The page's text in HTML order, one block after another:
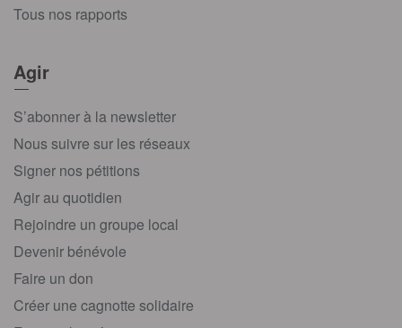
Tous nos rapports
Agir
S’abonner à la newsletter
Nous suivre sur les réseaux
Signer nos pétitions
Agir au quotidien
Rejoindre un groupe local
Devenir bénévole
Faire un don
Créer une cagnotte solidaire